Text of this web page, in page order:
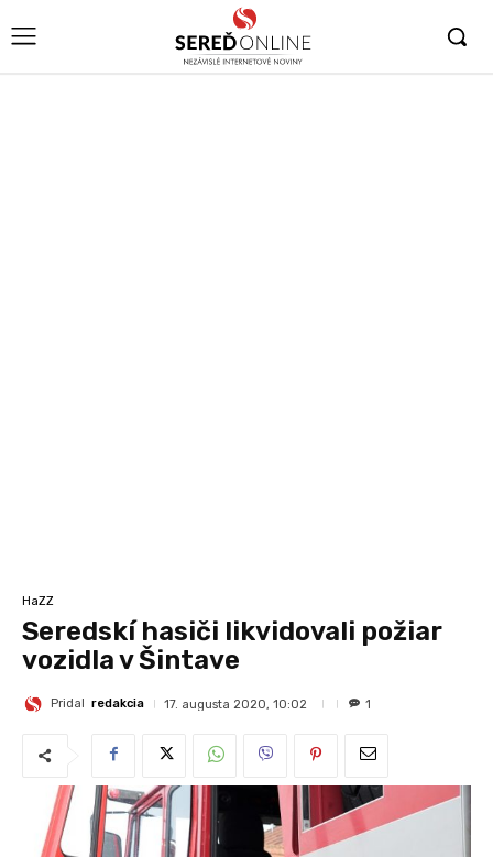
HaZZ
Seredskí hasiči likvidovali požiar
vozidla v Šintave
Pridal redakcia 17. augusta 2020, 10:02 1